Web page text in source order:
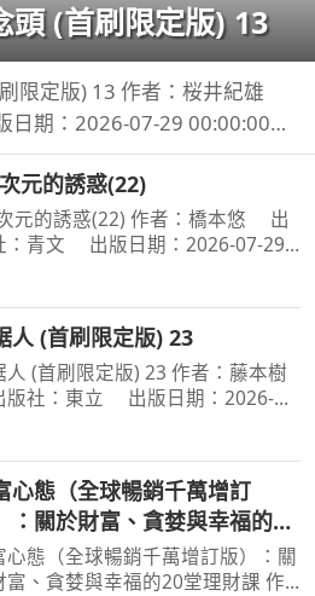
頭 (首刷限定版) 13
限定版) 13 作者：桜井紀雄
期：2026-07-29 00:00:00
是測驗即將到來的寒假。京
寄住的狀況！住在同一個屋
元的誘惑(22)
元的誘惑(22) 作者：橋本悠 出
：青文 出版日期：2026-07-29
假集訓，不過奧村卻暗自煩惱著，
自己是否變成了
人 (首刷限定版) 23
人 (首刷限定版) 23 作者：藤本樹
社：東立 出版日期：2026-
同時想消除死之惡魔的公安也企圖
治接觸。夾在兩
心態（全球暢銷千萬增訂
：關於財富、貪婪與幸福的20
財課
心態（全球暢銷千萬增訂版）：關
富、貪婪與幸福的20堂理財課 作